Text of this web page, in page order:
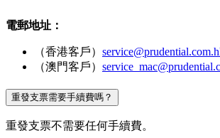
電郵地址：
（香港客戶）
（澳門客戶）
重發支票需要手續費嗎？
重發支票不需要任何手續費。